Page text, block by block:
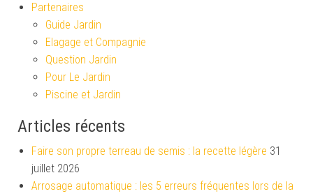
Partenaires
Guide Jardin
Elagage et Compagnie
Question Jardin
Pour Le Jardin
Piscine et Jardin
Articles récents
Faire son propre terreau de semis : la recette légère 31
juillet 2026
Arrosage automatique : les 5 erreurs fréquentes lors de la